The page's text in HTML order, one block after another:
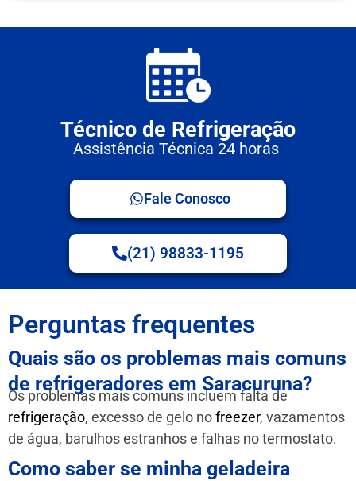
Técnico de Refrigeração
Assistência Técnica 24 horas
Fale Conosco
(21) 98833-1195
Perguntas frequentes
Quais são os problemas mais comuns
de refrigeradores em Saracuruna?
Os problemas mais comuns incluem falta de
refrigeração, excesso de gelo nofreezer, vazamentos
de água, barulhos estranhos e falhas no termostato.
Como saber se minha geladeira